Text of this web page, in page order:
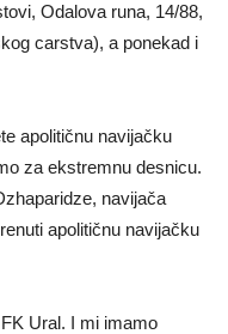
Odalova runa, 14/88,
carstva), a ponekad i
apolitičnu navijačku
za ekstremnu desnicu.
navijača
apolitičnu navijačku
Ural. I mi imamo